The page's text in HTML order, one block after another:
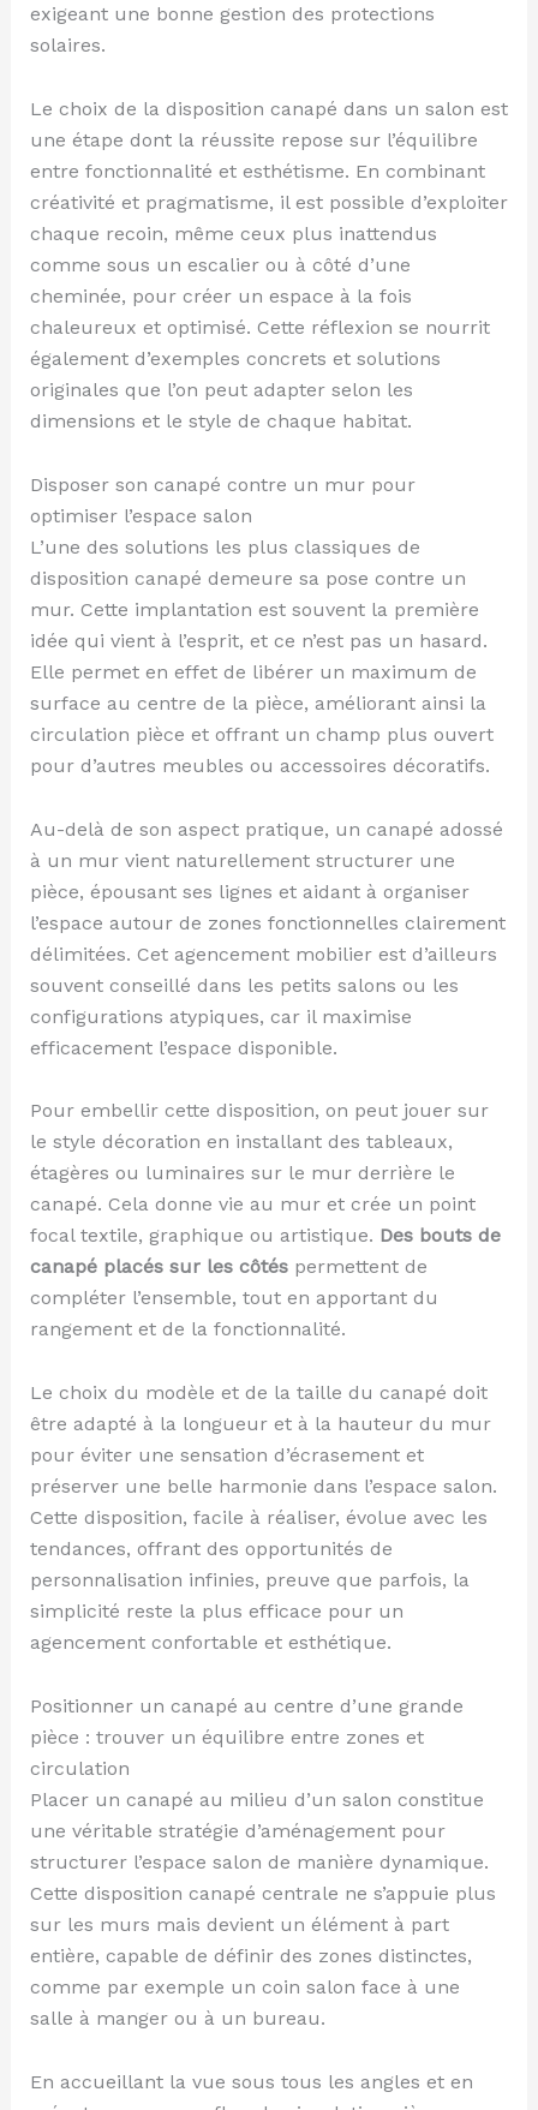
exigeant une bonne gestion des protections
solaires.
Le choix de la disposition canapé dans un salon est
une étape dont la réussite repose sur l’équilibre
entre fonctionnalité et esthétisme. En combinant
créativité et pragmatisme, il est possible d’exploiter
chaque recoin, même ceux plus inattendus
comme sous un escalier ou à côté d’une
cheminée, pour créer un espace à la fois
chaleureux et optimisé. Cette réflexion se nourrit
également d’exemples concrets et solutions
originales que l’on peut adapter selon les
dimensions et le style de chaque habitat.
Disposer son canapé contre un mur pour
optimiser l’espace salon
L’une des solutions les plus classiques de
disposition canapé demeure sa pose contre un
mur. Cette implantation est souvent la première
idée qui vient à l’esprit, et ce n’est pas un hasard.
Elle permet en effet de libérer un maximum de
surface au centre de la pièce, améliorant ainsi la
circulation pièce et offrant un champ plus ouvert
pour d’autres meubles ou accessoires décoratifs.
Au-delà de son aspect pratique, un canapé adossé
à un mur vient naturellement structurer une
pièce, épousant ses lignes et aidant à organiser
l’espace autour de zones fonctionnelles clairement
délimitées. Cet agencement mobilier est d’ailleurs
souvent conseillé dans les petits salons ou les
configurations atypiques, car il maximise
efficacement l’espace disponible.
Pour embellir cette disposition, on peut jouer sur
le style décoration en installant des tableaux,
étagères ou luminaires sur le mur derrière le
canapé. Cela donne vie au mur et crée un point
focal textile, graphique ou artistique. Des bouts de
canapé placés sur les côtéspermettent de
compléter l’ensemble, tout en apportant du
rangement et de la fonctionnalité.
Le choix du modèle et de la taille du canapé doit
être adapté à la longueur et à la hauteur du mur
pour éviter une sensation d’écrasement et
préserver une belle harmonie dans l’espace salon.
Cette disposition, facile à réaliser, évolue avec les
tendances, offrant des opportunités de
personnalisation infinies, preuve que parfois, la
simplicité reste la plus efficace pour un
agencement confortable et esthétique.
Positionner un canapé au centre d’une grande
pièce : trouver un équilibre entre zones et
circulation
Placer un canapé au milieu d’un salon constitue
une véritable stratégie d’aménagement pour
structurer l’espace salon de manière dynamique.
Cette disposition canapé centrale ne s’appuie plus
sur les murs mais devient un élément à part
entière, capable de définir des zones distinctes,
comme par exemple un coin salon face à une
salle à manger ou à un bureau.
En accueillant la vue sous tous les angles et en